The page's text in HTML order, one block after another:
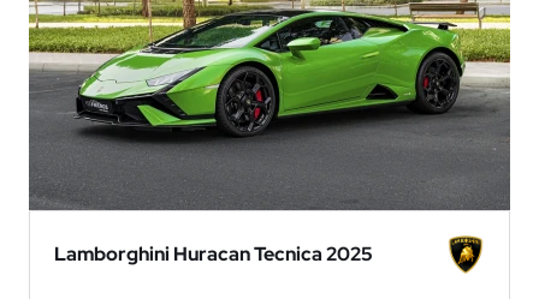
Lamborghini Huracan Tecnica 2025